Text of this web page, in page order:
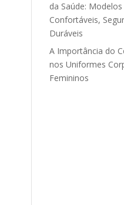
da Saúde: Modelos
Confortáveis,
Duráveis
A Importância do
nos Uniformes
Femininos